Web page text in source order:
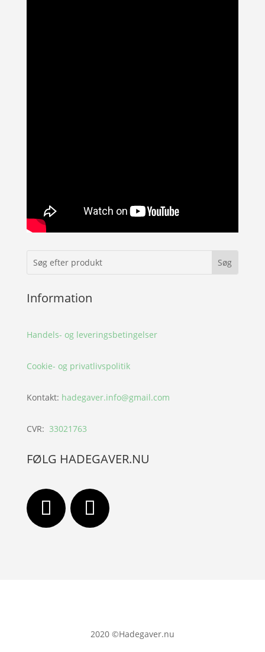
Information
Handels- og leveringsbetingelser
Cookie- og privatlivspolitik
Kontakt: hadegaver.info@gmail.com
CVR: 33021763
FØLG HADEGAVER.NU
2020 ©Hadegaver.nu